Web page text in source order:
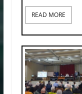
READ MORE